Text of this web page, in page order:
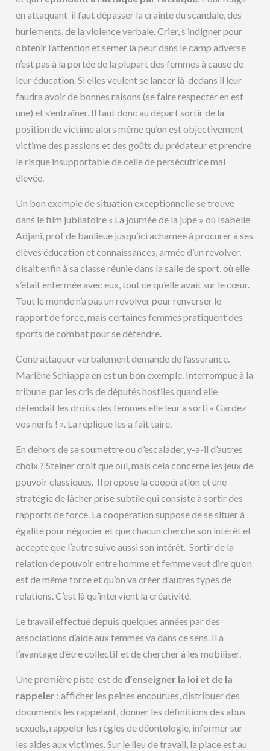
en attaquant il faut dépasser la crainte du scandale, des
hurlements, de la violence verbale. Crier, s’indigner pour
obtenir l’attention et semer la peur dans le camp adverse
n’est pas à la portée de la plupart des femmes à cause de
leur éducation. Si elles veulent se lancer là-dedans il leur
faudra avoir de bonnes raisons (se faire respecter en est
une) et s’entraîner. Il faut donc au départ sortir de la
position de victime alors même qu’on est objectivement
victime des passions et des goûts du prédateur et prendre
le risque insupportable de celle de persécutrice mal
élevée.
Un bon exemple de situation exceptionnelle se trouve
dans le film jubilatoire « La journée de la jupe » où Isabelle
Adjani, prof de banlieue jusqu’ici acharnée à procurer à ses
élèves éducation et connaissances, armée d’un revolver,
disait enfin à sa classe réunie dans la salle de sport, où elle
s’était enfermée avec eux, tout ce qu’elle avait sur le cœur.
Tout le monde n’a pas un revolver pour renverser le
rapport de force, mais certaines femmes pratiquent des
sports de combat pour se défendre.
Contrattaquer verbalement demande de l’assurance.
Marlène Schiappa en est un bon exemple. Interrompue à la
tribune par les cris de députés hostiles quand elle
défendait les droits des femmes elle leur a sorti « Gardez
vos nerfs ! ». La réplique les a fait taire.
En dehors de se soumettre ou d’escalader, y-a-il d’autres
choix ? Steiner croit que oui, mais cela concerne les jeux de
pouvoir classiques. Il propose la coopération et une
stratégie de lâcher prise subtile qui consiste à sortir des
rapports de force. La coopération suppose de se situer à
égalité pour négocier et que chacun cherche son intérêt et
accepte que l’autre suive aussi son intérêt. Sortir de la
relation de pouvoir entre homme et femme veut dire qu’on
est de même force et qu’on va créer d’autres types de
relations. C’est là qu’intervient la créativité.
Le travail effectué depuis quelques années par des
associations d’aide aux femmes va dans ce sens. Il a
l’avantage d’être collectif et de chercher à les mobiliser.
Une première piste est de d’enseigner la loi et de la
rappeler : afficher les peines encourues, distribuer des
documents les rappelant, donner les définitions des abus
sexuels, rappeler les règles de déontologie, informer sur
les aides aux victimes. Sur le lieu de travail, la place est au